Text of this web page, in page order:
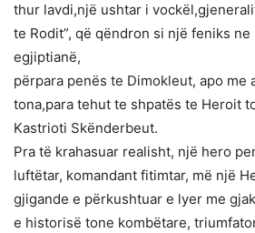
thur lavdi,një ushtar i
te Rodit”, që qëndron si një feniks
egjiptianë,
përpara penës te Dimokleut, apo me
tona,para tehut te shpatës te Heroit
Kastrioti Skënderbeut.
Pra të krahasuar realisht, një hero
luftëtar, komandant fitimtar, më një
gjigande e përkushtuar e lyer me
e historisë tone kombëtare,